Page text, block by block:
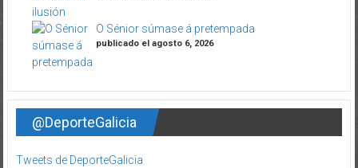
O Sénior súmase á pretempada
publicado el agosto 6, 2026
@DeporteGalicia
Tweets de DeporteGalicia